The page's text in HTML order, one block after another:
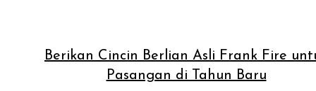
Berikan Cincin Berlian Asli Frank Fire
Pasangan di Tahun Baru